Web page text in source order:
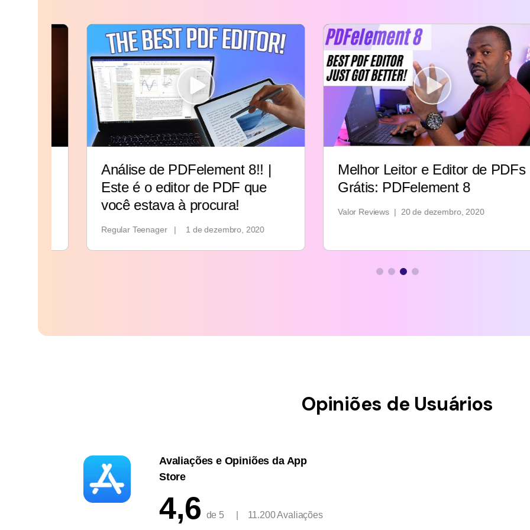
Análise de PDFelement 8!! |
Este é o editor de PDF que
você estava à procura!
Regular Teenager | 1 de dezembro, 2020
Melhor Leitor e Editor de PDFs
Grátis: PDFelement 8
Valor Reviews | 20 de dezembro, 2020
Opiniões de Usuários
Avaliações e Opiniões da App
Store
4,6 de 5
11.200 Avaliações